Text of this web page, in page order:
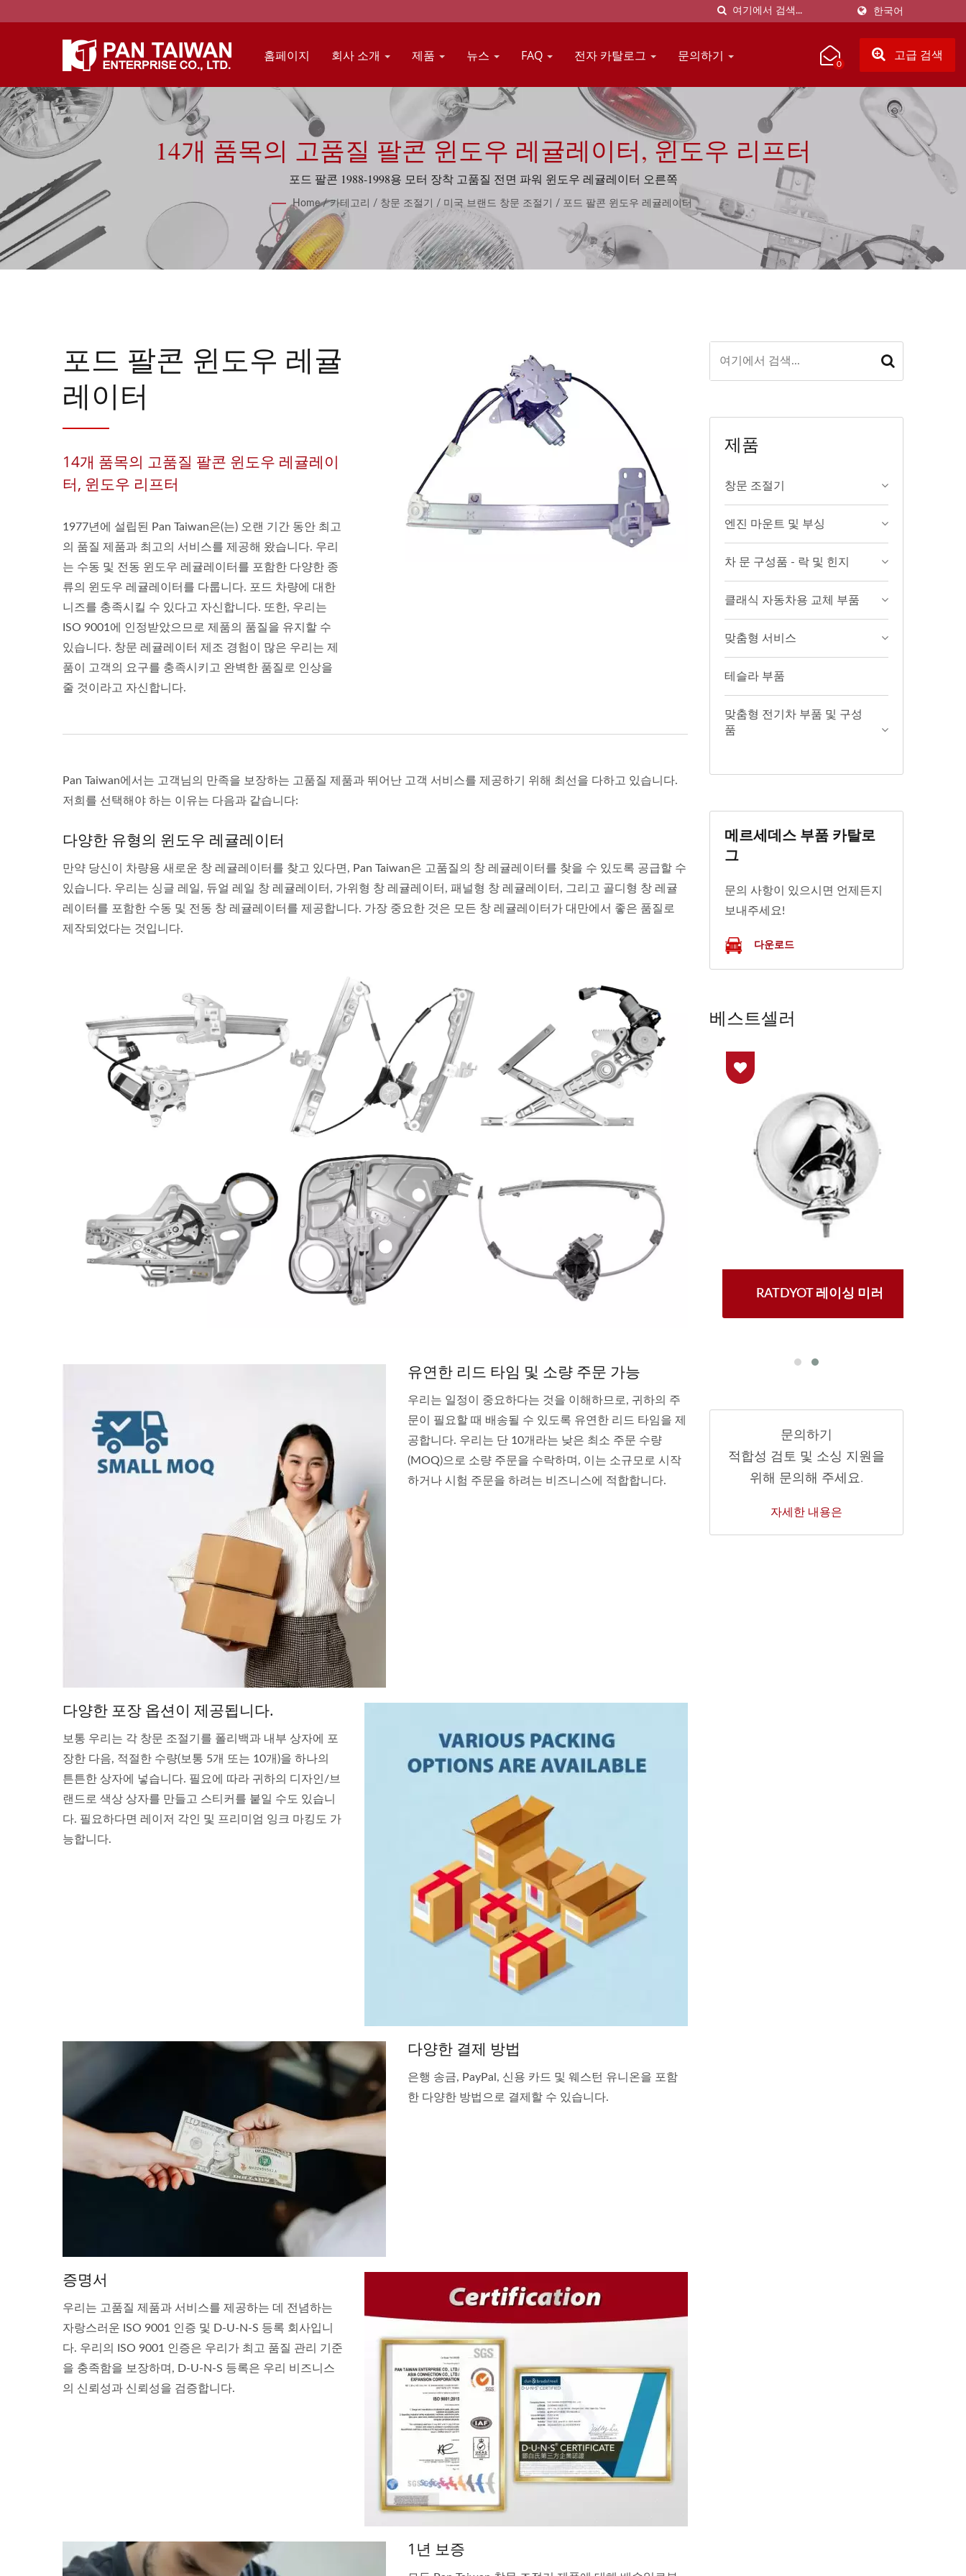
한국어
홈페이지 회사 소개 제품 뉴스 FAQ 전자 카탈로그 문의하기
0
고급 검색
14개 품목의 고품질 팔콘 윈도우 레귤레이터, 윈도우 리프터
포드 팔콘 1988-1998용 모터 장착 고품질 전면 파워 윈도우 레귤레이터 오른쪽
Home / 카테고리 / 창문 조절기 / 미국 브랜드 창문 조절기 / 포드 팔콘 윈도우 레귤레이터
포드 팔콘 윈도우 레귤
레이터
14개 품목의 고품질 팔콘 윈도우 레귤레이
터, 윈도우 리프터
1977년에 설립된 Pan Taiwan은(는) 오랜 기간 동안 최고
의 품질 제품과 최고의 서비스를 제공해 왔습니다. 우리
는 수동 및 전동 윈도우 레귤레이터를 포함한 다양한 종
류의 윈도우 레귤레이터를 다룹니다. 포드 차량에 대한
니즈를 충족시킬 수 있다고 자신합니다. 또한, 우리는
ISO 9001에 인정받았으므로 제품의 품질을 유지할 수
있습니다. 창문 레귤레이터 제조 경험이 많은 우리는 제
품이 고객의 요구를 충족시키고 완벽한 품질로 인상을
줄 것이라고 자신합니다.
Pan Taiwan에서는 고객님의 만족을 보장하는 고품질 제품과 뛰어난 고객 서비스를 제공하기 위해 최선을 다하고 있습니다.
저희를 선택해야 하는 이유는 다음과 같습니다:
다양한 유형의 윈도우 레귤레이터
만약 당신이 차량용 새로운 창 레귤레이터를 찾고 있다면, Pan Taiwan은 고품질의 창 레귤레이터를 찾을 수 있도록 공급할 수
있습니다. 우리는 싱글 레일, 듀얼 레일 창 레귤레이터, 가위형 창 레귤레이터, 패널형 창 레귤레이터, 그리고 골디형 창 레귤
레이터를 포함한 수동 및 전동 창 레귤레이터를 제공합니다. 가장 중요한 것은 모든 창 레귤레이터가 대만에서 좋은 품질로
제작되었다는 것입니다.
유연한 리드 타임 및 소량 주문 가능
우리는 일정이 중요하다는 것을 이해하므로, 귀하의 주
문이 필요할 때 배송될 수 있도록 유연한 리드 타임을 제
공합니다. 우리는 단 10개라는 낮은 최소 주문 수량
(MOQ)으로 소량 주문을 수락하며, 이는 소규모로 시작
하거나 시험 주문을 하려는 비즈니스에 적합합니다.
다양한 포장 옵션이 제공됩니다.
보통 우리는 각 창문 조절기를 폴리백과 내부 상자에 포
장한 다음, 적절한 수량(보통 5개 또는 10개)을 하나의
튼튼한 상자에 넣습니다. 필요에 따라 귀하의 디자인/브
랜드로 색상 상자를 만들고 스티커를 붙일 수도 있습니
다. 필요하다면 레이저 각인 및 프리미엄 잉크 마킹도 가
능합니다.
다양한 결제 방법
은행 송금, PayPal, 신용 카드 및 웨스턴 유니온을 포함
한 다양한 방법으로 결제할 수 있습니다.
증명서
우리는 고품질 제품과 서비스를 제공하는 데 전념하는
자랑스러운 ISO 9001 인증 및 D-U-N-S 등록 회사입니
다. 우리의 ISO 9001 인증은 우리가 최고 품질 관리 기준
을 충족함을 보장하며, D-U-N-S 등록은 우리 비즈니스
의 신뢰성과 신뢰성을 검증합니다.
1년 보증
제품
창문 조절기
엔진 마운트 및 부싱
차 문 구성품 - 락 및 힌지
클래식 자동차용 교체 부품
맞춤형 서비스
테슬라 부품
맞춤형 전기차 부품 및 구성
품
메르세데스 부품 카탈로
그
문의 사항이 있으시면 언제든지
보내주세요!
다운로드
베스트셀러
RATDYOT 레이싱 미러
BT-50 / 레인저 2006-11 창문
RATDYOT 레이싱 미러
문의하기
적합성 검토 및 소싱 지원을
위해 문의해 주세요.
자세한 내용은